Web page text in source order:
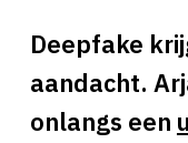
Deepfake
aandacht.
onlangs een